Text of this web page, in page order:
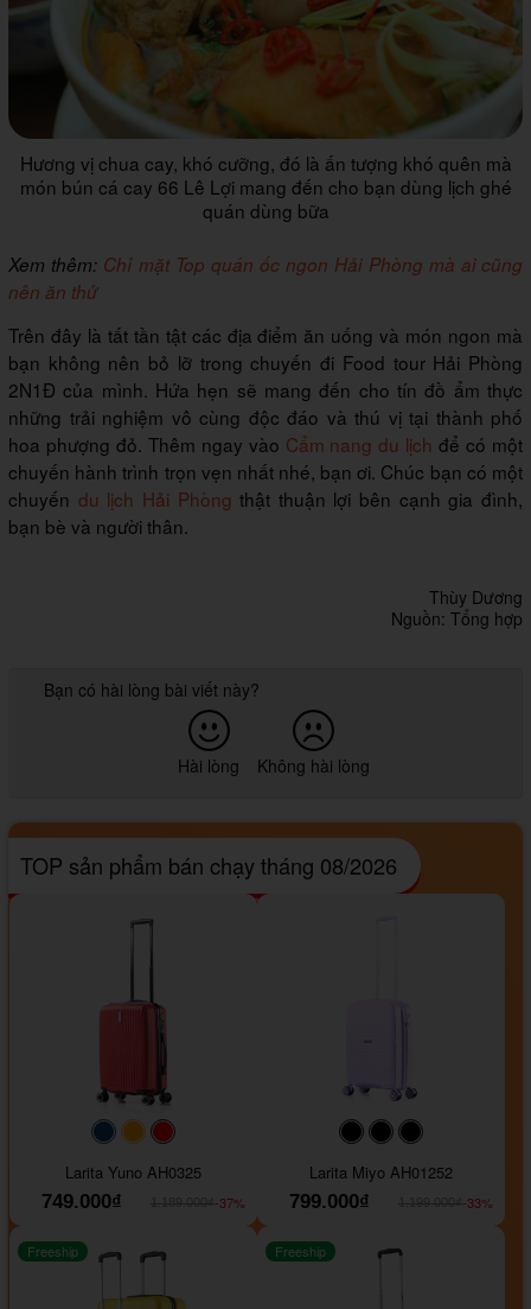
Hương vị chua cay, khó cưỡng, đó là ấn tượng khó quên mà
món bún cá cay 66 Lê Lợi mang đến cho bạn dùng lịch ghé
quán dùng bữa
Xem thêm: Chỉ mặt Top quán ốc ngon Hải Phòng mà ai cũng
nên ăn thử
Trên đây là tất tần tật các địa điểm ăn uống và món ngon mà
bạn không nên bỏ lỡ trong chuyến đi Food tour Hải Phòng
2N1Đ của mình. Hứa hẹn sẽ mang đến cho tín đồ ẩm thực
những trải nghiệm vô cùng độc đáo và thú vị tại thành phố
hoa phượng đỏ. Thêm ngay vào Cẩm nang du lịch để có một
chuyến hành trình trọn vẹn nhất nhé, bạn ơi. Chúc bạn có một
chuyến du lịch Hải Phòng thật thuận lợi bên cạnh gia đình,
bạn bè và người thân.
Thùy Dương
Nguồn: Tổng hợp
Bạn có hài lòng bài viết này?
Hài lòng Không hài lòng
TOP sản phẩm bán chạy tháng 08/2026
#093f69#ffa500
Larita Yuno AH0325
749.000₫
-37%
#000000#000000
Larita Miyo AH01252
799.000₫
-33%
Freeship Freeship